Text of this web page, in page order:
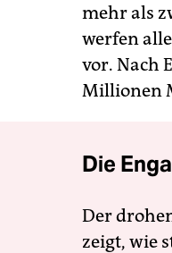
mehr als
werfen
vor. Nach
Millionen
Die
Der
zeigt, wie